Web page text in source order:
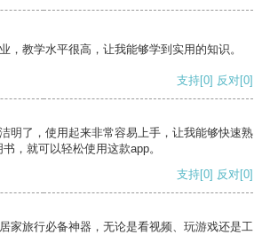
，教学水平很高，让我能够学到实用的知识。
支持[0] 反对[0]
明了，使用起来非常容易上手，让我能够快速熟
，就可以轻松使用这款app。
支持[0] 反对[0]
家旅行必备神器，无论是看视频、玩游戏还是工